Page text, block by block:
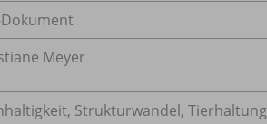
Dokument
Meyer
Strukturwandel, Tierhaltung